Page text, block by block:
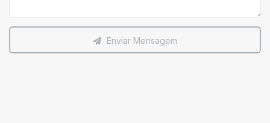
Enviar Mensagem